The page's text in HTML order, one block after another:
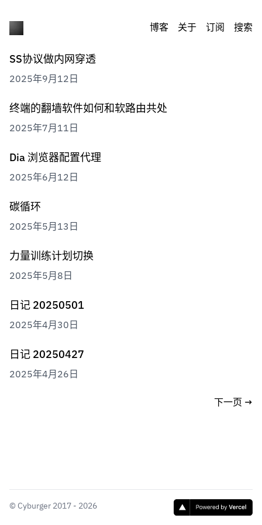
博客 关于 订阅 搜索
SS协议做内网穿透
2025年9月12日
终端的翻墙软件如何和软路由共处
2025年7月11日
Dia 浏览器配置代理
2025年6月12日
碳循环
2025年5月13日
力量训练计划切换
2025年5月8日
日记 20250501
2025年4月30日
日记 20250427
2025年4月26日
下一页 →
© Cyburger 2017 - 2026